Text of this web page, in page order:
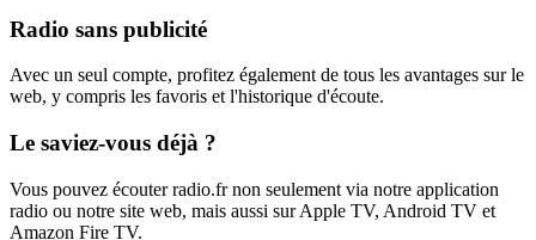
Radio sans publicité
Avec un seul compte, profitez également de tous les avantages sur le
web, y compris les favoris et l'historique d'écoute.
Le saviez-vous déjà ?
Vous pouvez écouter radio.fr non seulement via notre application
radio ou notre site web, mais aussi sur Apple TV, Android TV et
Amazon Fire TV.